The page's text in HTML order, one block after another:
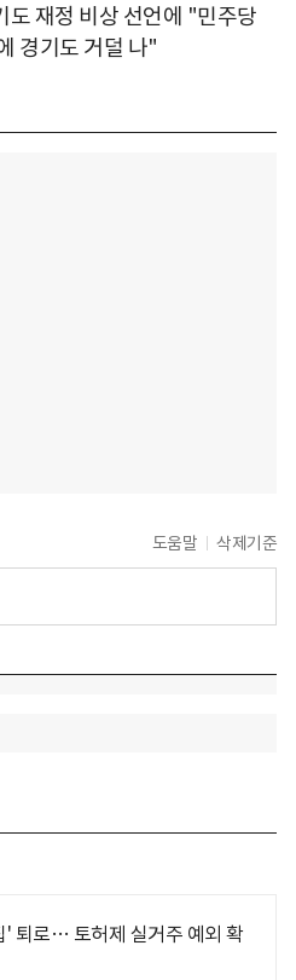
도 재정 비상 선언에 "민주당
경기도 거덜 나"
도움말 삭제기준
' 퇴로… 토허제 실거주 예외 확